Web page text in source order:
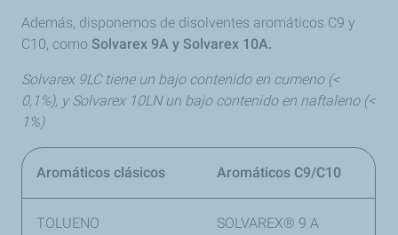
Además, disponemos de disolventes aromáticos C9 y
C10, como Solvarex 9A y Solvarex 10A.
Solvarex 9LC tiene un bajo contenido en cumeno (<
0,1%), y Solvarex 10LN un bajo contenido en naftaleno (<
1%)
Aromáticos clásicos Aromáticos C9/C10
TOLUENO SOLVAREX® 9 A